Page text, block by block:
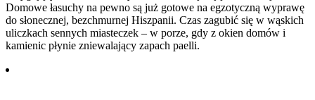
Domowe łasuchy na pewno są już gotowe na egzotyczną wyprawę
do słonecznej, bezchmurnej Hiszpanii. Czas zagubić się w wąskich
uliczkach sennych miasteczek – w porze, gdy z okien domów i
kamienic płynie zniewalający zapach paelli.